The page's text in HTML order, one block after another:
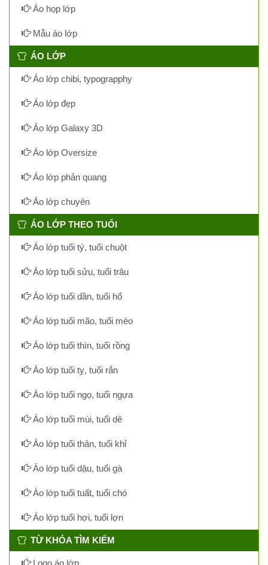
Áo họp lớp
Mẫu áo lớp
ÁO LỚP
Áo lớp chibi, typograpphy
Áo lớp đẹp
Áo lớp Galaxy 3D
Áo lớp Oversize
Áo lớp phản quang
Áo lớp chuyên
ÁO LỚP THEO TUỔI
Áo lớp tuổi tý, tuổi chuột
Áo lớp tuổi sửu, tuổi trâu
Áo lớp tuổi dần, tuổi hổ
Áo lớp tuổi mão, tuổi mèo
Áo lớp tuổi thìn, tuổi rồng
Áo lớp tuổi tỵ, tuổi rắn
Áo lớp tuổi ngọ, tuổi ngựa
Áo lớp tuổi mùi, tuổi dê
Áo lớp tuổi thân, tuổi khỉ
Áo lớp tuổi dậu, tuổi gà
Áo lớp tuổi tuất, tuổi chó
Áo lớp tuổi hợi, tuổi lợn
TỪ KHÓA TÌM KIẾM